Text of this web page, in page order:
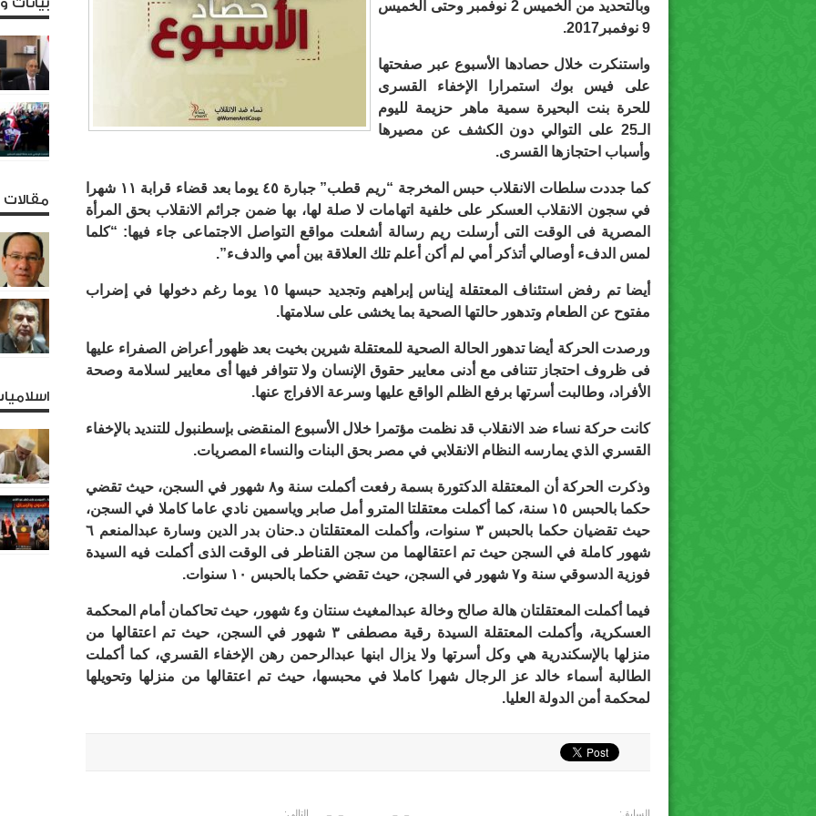
وبالتحديد من الخميس 2 نوفمبر وحتى الخميس
9 نوفمبر2017.
واستنكرت خلال حصادها الأسبوع عبر صفحتها
على فيس بوك استمرارا الإخفاء القسرى
للحرة بنت البحيرة سمية ماهر حزيمة لليوم
الـ25 على التوالي دون الكشف عن مصيرها
وأسباب احتجازها القسرى.
كما جددت سلطات الانقلاب حبس المخرجة “ريم قطب” جبارة ٤٥ يوما بعد قضاء قرابة ١١ شهرا
في سجون الانقلاب العسكر على خلفية اتهامات لا صلة لها، بها ضمن جرائم الانقلاب بحق المرأة
المصرية فى الوقت التى أرسلت ريم رسالة أشعلت مواقع التواصل الاجتماعى جاء فيها: “كلما
لمس الدفء أوصالي أتذكر أمي لم أكن أعلم تلك العلاقة بين أمي والدفء”.
أيضا تم رفض استئناف المعتقلة إيناس إبراهيم وتجديد حبسها ١٥ يوما رغم دخولها في إضراب
مفتوح عن الطعام وتدهور حالتها الصحية بما يخشى على سلامتها.
ورصدت الحركة أيضا تدهور الحالة الصحية للمعتقلة شيرين بخيت بعد ظهور أعراض الصفراء عليها
فى ظروف احتجاز تتنافى مع أدنى معايير حقوق الإنسان ولا تتوافر فيها أى معايير لسلامة وصحة
الأفراد، وطالبت أسرتها برفع الظلم الواقع عليها وسرعة الافراج عنها.
كانت حركة نساء ضد الانقلاب قد نظمت مؤتمرا خلال الأسبوع المنقضى بإسطنبول للتنديد بالإخفاء
القسري الذي يمارسه النظام الانقلابي في مصر بحق البنات والنساء المصريات.
وذكرت الحركة أن المعتقلة الدكتورة بسمة رفعت أكملت سنة و٨ شهور في السجن، حيث تقضي
حكما بالحبس ١٥ سنة، كما أكملت معتقلتا المترو أمل صابر وياسمين نادي عاما كاملا في السجن،
حيث تقضيان حكما بالحبس ٣ سنوات، وأكملت المعتقلتان د.حنان بدر الدين وسارة عبدالمنعم ٦
شهور كاملة في السجن حيث تم اعتقالهما من سجن القناطر فى الوقت الذى أكملت فيه السيدة
فوزية الدسوقي سنة و٧ شهور في السجن، حيث تقضي حكما بالحبس ١٠ سنوات.
فيما أكملت المعتقلتان هالة صالح وخالة عبدالمغيث سنتان و٤ شهور، حيث تحاكمان أمام المحكمة
العسكرية، وأكملت المعتقلة السيدة رقية مصطفى ٣ شهور في السجن، حيث تم اعتقالها من
منزلها بالإسكندرية هي وكل أسرتها ولا يزال ابنها عبدالرحمن رهن الإخفاء القسري، كما أكملت
الطالبة أسماء خالد عز الرجال شهرا كاملا في محبسها، حيث تم اعتقالها من منزلها وتحويلها
لمحكمة أمن الدولة العليا.
السابق: التالي:
بيانات
مقالات